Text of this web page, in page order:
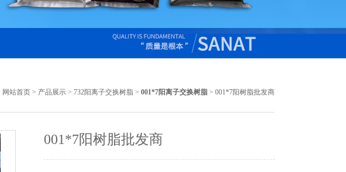
网站首页 > 产品展示 > 732阳离子交换树脂 > 001*7阳离子交换树脂 > 001*7阳树脂批发商
001*7阳树脂批发商